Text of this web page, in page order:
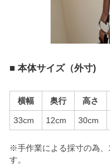
■ 本体サイズ（外寸)
横幅 奥行 高さ
33cm 12cm 30cm
※手作業による採寸の為
す。